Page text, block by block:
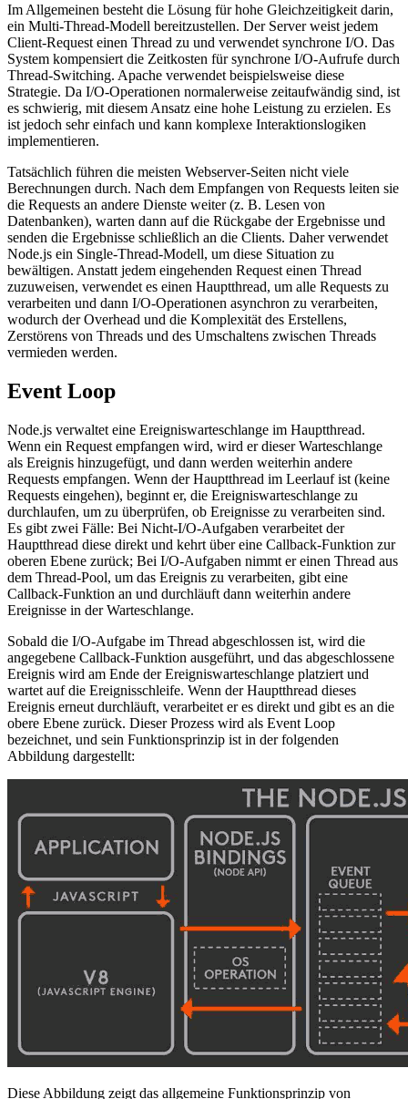
Im Allgemeinen besteht die Lösung für hohe Gleichzeitigkeit darin,
ein Multi-Thread-Modell bereitzustellen. Der Server weist jedem
Client-Request einen Thread zu und verwendet synchrone I/O. Das
System kompensiert die Zeitkosten für synchrone I/O-Aufrufe durch
Thread-Switching. Apache verwendet beispielsweise diese
Strategie. Da I/O-Operationen normalerweise zeitaufwändig sind, ist
es schwierig, mit diesem Ansatz eine hohe Leistung zu erzielen. Es
ist jedoch sehr einfach und kann komplexe Interaktionslogiken
implementieren.
Tatsächlich führen die meisten Webserver-Seiten nicht viele
Berechnungen durch. Nach dem Empfangen von Requests leiten sie
die Requests an andere Dienste weiter (z. B. Lesen von
Datenbanken), warten dann auf die Rückgabe der Ergebnisse und
senden die Ergebnisse schließlich an die Clients. Daher verwendet
Node.js ein Single-Thread-Modell, um diese Situation zu
bewältigen. Anstatt jedem eingehenden Request einen Thread
zuzuweisen, verwendet es einen Hauptthread, um alle Requests zu
verarbeiten und dann I/O-Operationen asynchron zu verarbeiten,
wodurch der Overhead und die Komplexität des Erstellens,
Zerstörens von Threads und des Umschaltens zwischen Threads
vermieden werden.
Event Loop
Node.js verwaltet eine Ereigniswarteschlange im Hauptthread.
Wenn ein Request empfangen wird, wird er dieser Warteschlange
als Ereignis hinzugefügt, und dann werden weiterhin andere
Requests empfangen. Wenn der Hauptthread im Leerlauf ist (keine
Requests eingehen), beginnt er, die Ereigniswarteschlange zu
durchlaufen, um zu überprüfen, ob Ereignisse zu verarbeiten sind.
Es gibt zwei Fälle: Bei Nicht-I/O-Aufgaben verarbeitet der
Hauptthread diese direkt und kehrt über eine Callback-Funktion zur
oberen Ebene zurück; Bei I/O-Aufgaben nimmt er einen Thread aus
dem Thread-Pool, um das Ereignis zu verarbeiten, gibt eine
Callback-Funktion an und durchläuft dann weiterhin andere
Ereignisse in der Warteschlange.
Sobald die I/O-Aufgabe im Thread abgeschlossen ist, wird die
angegebene Callback-Funktion ausgeführt, und das abgeschlossene
Ereignis wird am Ende der Ereigniswarteschlange platziert und
wartet auf die Ereignisschleife. Wenn der Hauptthread dieses
Ereignis erneut durchläuft, verarbeitet er es direkt und gibt es an die
obere Ebene zurück. Dieser Prozess wird als Event Loop
bezeichnet, und sein Funktionsprinzip ist in der folgenden
Abbildung dargestellt:
Diese Abbildung zeigt das allgemeine Funktionsprinzip von